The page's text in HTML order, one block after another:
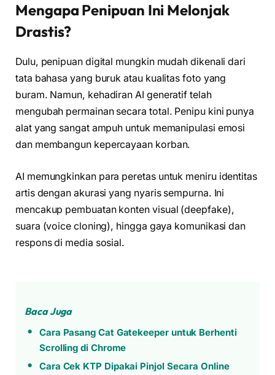
Mengapa Penipuan Ini Melonjak
Drastis?
Dulu, penipuan digital mungkin mudah dikenali dari
tata bahasa yang buruk atau kualitas foto yang
buram. Namun, kehadiran AI generatif telah
mengubah permainan secara total. Penipu kini punya
alat yang sangat ampuh untuk memanipulasi emosi
dan membangun kepercayaan korban.
AI memungkinkan para peretas untuk meniru identitas
artis dengan akurasi yang nyaris sempurna. Ini
mencakup pembuatan konten visual (deepfake),
suara (voice cloning), hingga gaya komunikasi dan
respons di media sosial.
Baca Juga
Cara Pasang Cat Gatekeeper untuk Berhenti
Scrolling di Chrome
Cara Cek KTP Dipakai Pinjol Secara Online